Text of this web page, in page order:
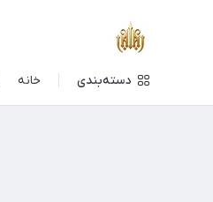
دسته‌بندی خانه